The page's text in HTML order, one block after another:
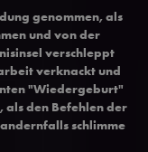
genommen, als
und von der
verschleppt
verknackt und
"Wiedergeburt"
als den Befehlen der
schlimme